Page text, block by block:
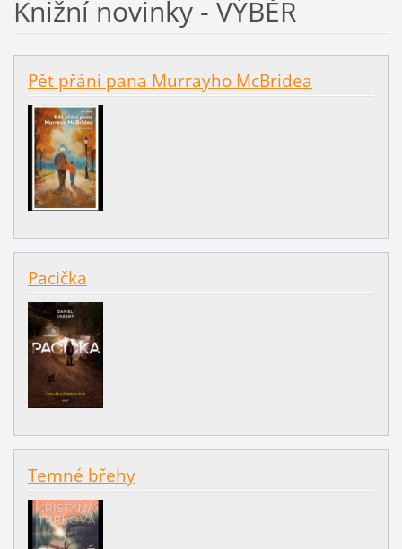
Knižní novinky - VÝBĚR
Pět přání pana Murrayho McBridea
Pacička
Temné břehy